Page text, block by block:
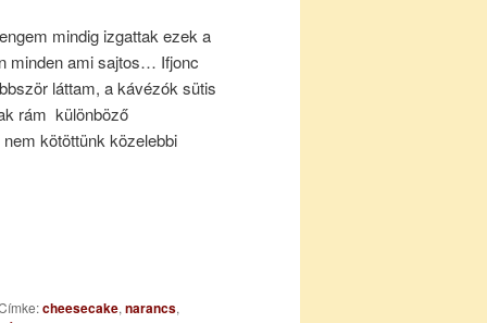
mindig izgattak ezek a
minden ami sajtos… Ifjonc
láttam, a kávézók sütis
rám különböző
kötöttünk közelebbi
cheesecake, narancs,